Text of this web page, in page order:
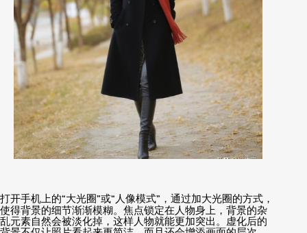
打开手机上的“大光圈”或“人像模式” ，通过加大光圈的方式，
使得背景的细节渐渐模糊。焦点锁定在人物身上，背景的杂
乱元素自然会被淡化掉，这样人物就能更加突出。虚化后的